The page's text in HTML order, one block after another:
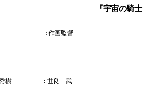
『宇宙の騎士
:作画監督
樹        :世良　武